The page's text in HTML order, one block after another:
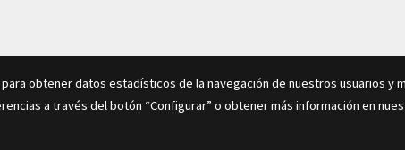
obtener datos estadísticos de la navegación de nuestros usuarios y
a través del botón “Configurar” o obtener más información en